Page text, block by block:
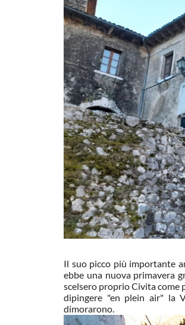
Il suo picco più importante
ebbe una nuova primavera
scelsero proprio Civita
dipingere "en plein air" la
dimorarono.